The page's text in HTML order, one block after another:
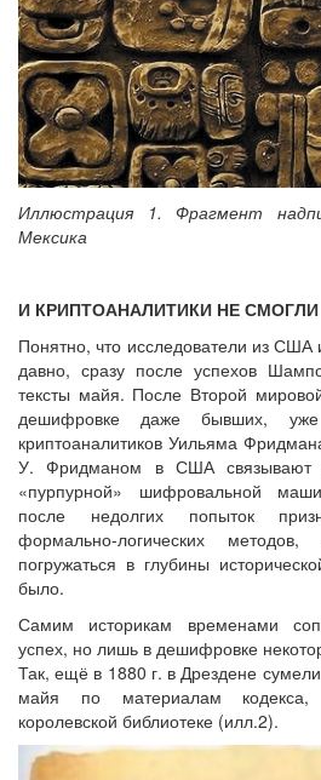
Иллюстрация 1. Фрагмент
Мексика
И КРИПТОАНАЛИТИКИ НЕ СМОГЛИ
Понятно, что исследователи из США
давно, сразу после успехов
тексты майя. После Второй
дешифровке даже бывших, уже
криптоаналитиков Уильяма
У. Фридманом в США связывают
«пурпурной» шифровальной
после недолгих попыток
формально-логических
погружаться в глубины
было.
Самим историкам временами
успех, но лишь в дешифровке
Так, ещё в 1880 г. в Дрездене
майя по материалам
королевской библиотеке (илл.2).